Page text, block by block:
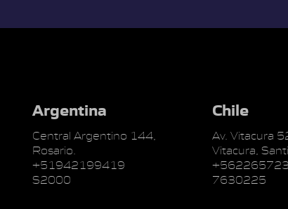
Argentina
Central Argentino 144,
Rosario.
+51942199419
S2000
Chile
Av. Vitacura
Vitacura,
7630225